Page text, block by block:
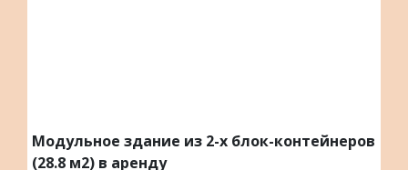
Модульное здание из 2-х блок-контейнеров
(28.8 м2) в аренду